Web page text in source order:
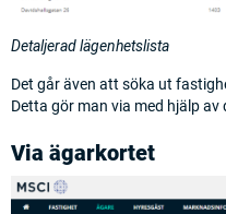
Detaljerad lägenhetslista
Det går även att söka ut
Detta gör man via med hjälp av
Via ägarkortet